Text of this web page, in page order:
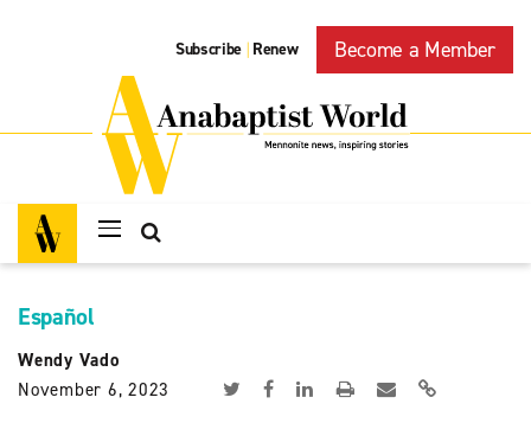
Subscribe | Renew Become a Member
Español
Wendy Vado
November 6, 2023